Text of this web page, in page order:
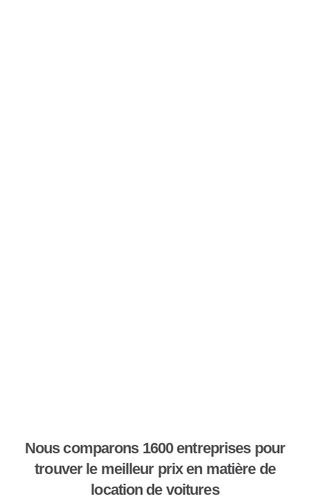
Nous comparons 1600 entreprises pour
trouver le meilleur prix en matière de
location de voitures